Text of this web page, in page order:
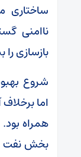
ساختاری
ناامنی
بازسازی را
اما
همراه
بخش نفت